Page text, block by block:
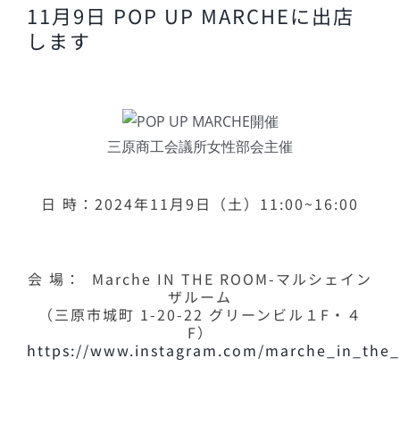
11月9日 POP UP MARCHEに出店
します
三原商工会議所女性部会主催
日 時：2024年11月9日（土）11:00~16:00
会 場： Marche IN THE ROOM-マルシェイン
ザルーム
（三原市城町 1-20-22 グリーンビル１F・４
F）
https://www.instagram.com/